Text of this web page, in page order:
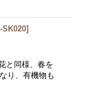
SK020]
と同様、春を
り、有機物も